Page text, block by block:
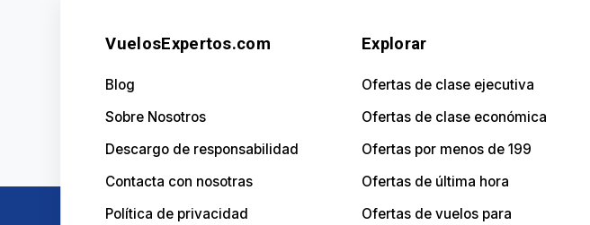
VuelosExpertos.com
Blog
Sobre Nosotros
Descargo de responsabilidad
Contacta con nosotras
Política de privacidad
Explorar
Ofertas de clase ejecutiva
Ofertas de clase económica
Ofertas por menos de 199
Ofertas de última hora
Ofertas de vuelos para